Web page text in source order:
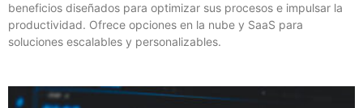
beneficios diseñados para optimizar sus procesos e impulsar la
productividad. Ofrece opciones en la nube y SaaS para
soluciones escalables y personalizables.